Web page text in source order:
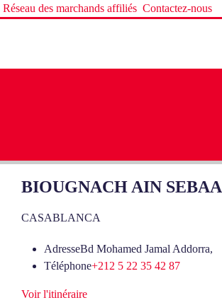
Réseau des marchands affiliés Contactez-nous
BIOUGNACH AIN SEBAA
CASABLANCA
AdresseBd Mohamed Jamal Addorra,
Téléphone+212 5 22 35 42 87
Voir l'itinéraire